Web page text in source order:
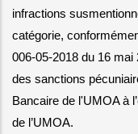
infractions
catégorie,
006-05-2018 du 16 mai
des sanctions
Bancaire de l'UMOA à
de l’UMOA.